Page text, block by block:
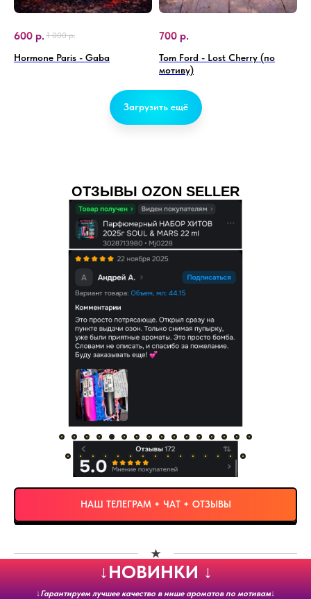
600 р. 1 000 р.
Hormone Paris - Gaba
700 р.
Tom Ford - Lost Cherry (по
мотиву)
Загрузить ещё
ОТЗЫВЫ OZON SELLER
НАШ ТЕЛЕГРАМ + ЧАТ + ОТЗЫВЫ
↓НОВИНКИ ↓
↓Гарантируем лучшее качество в нише ароматов по мотивам↓